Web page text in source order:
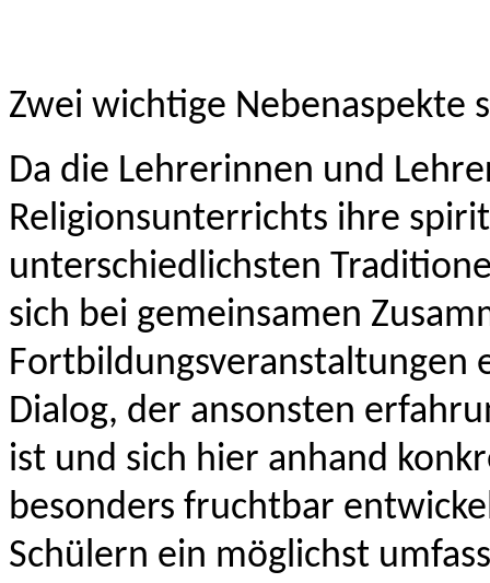
Zwei wichtige
Da die Lehrerinnen und
Religionsunterrichts ihre
unterschiedlichsten
sich bei gemeinsamen
Fortbildungsveranstaltungen
Dialog, der ansonsten
ist und sich hier anhand
besonders fruchtbar
Schülern ein möglichst